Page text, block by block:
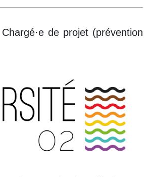
| Chargé·e de projet (prévention